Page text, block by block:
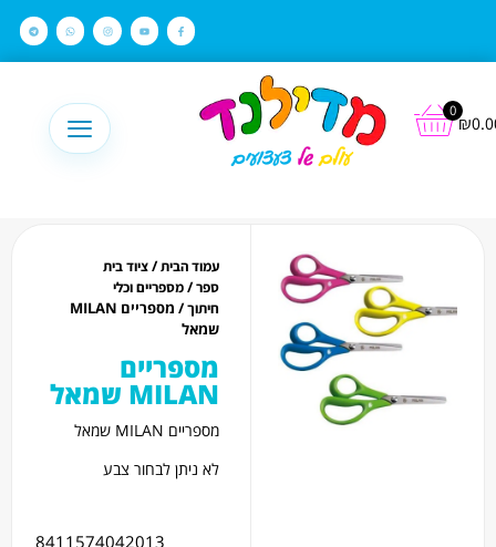
₪
0
עמוד הבית/ציוד בית
ספר/מספריים וכלי
חיתוך
/ מספריים MILAN
שמאל
מספריים
MILAN שמאל
מספריים MILAN שמאל
לא ניתן לבחור צבע
8411574042013